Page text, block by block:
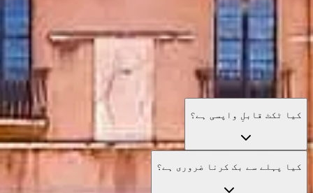
کیا ٹکٹ قابلِ واپسی ہے؟
کیا پہلے سے بک کرنا ضروری ہے؟